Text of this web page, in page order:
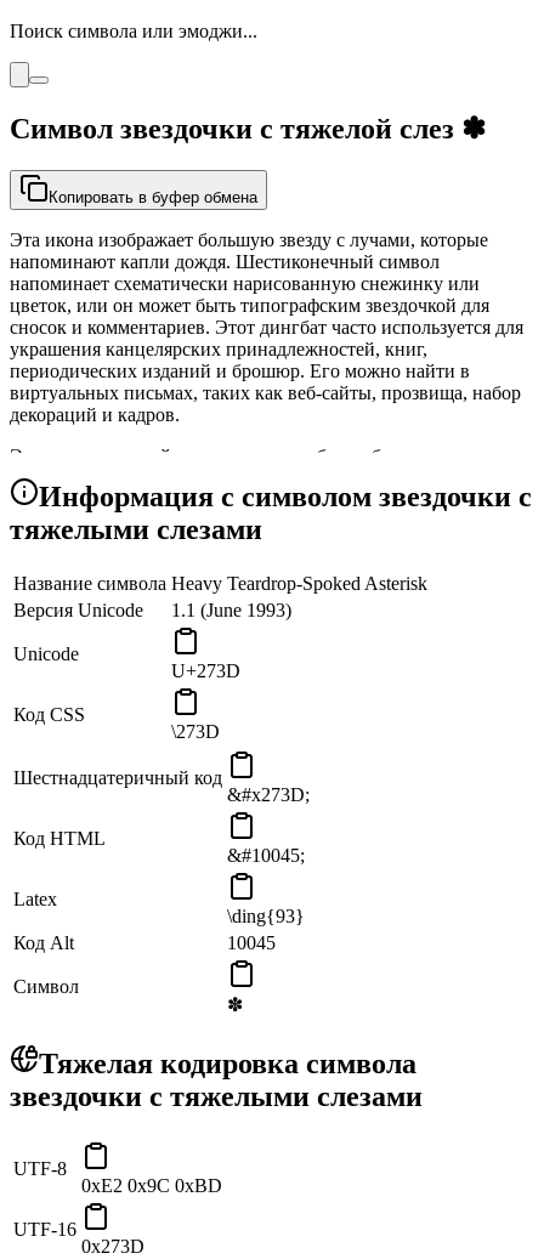
Поиск символа или эмоджи...
Символ звездочки с тяжелой слез ✽
Копировать в буфер обмена
Эта икона изображает большую звезду с лучами, которые
напоминают капли дождя. Шестиконечный символ
напоминает схематически нарисованную снежинку или
цветок, или он может быть типографским звездочкой для
сносок и комментариев. Этот дингбат часто используется для
украшения канцелярских принадлежностей, книг,
периодических изданий и брошюр. Его можно найти в
виртуальных письмах, таких как веб-сайты, прозвища, набор
декораций и кадров.
Этот слезоточивый звездолет может быть объединен с
другими смелыми и смелыми иконами. Например, с
шевроновой снежинкой или вспышкой.
Символ «Heavy Teardrop-Spoked Asterisk» является частью
как часть Unicode версии 1.1 в 1993 году.
Информация с символом звездочки с
тяжелыми слезами
Название символа Heavy Teardrop-Spoked Asterisk
Версия Unicode
1.1 (June 1993)
Unicode
U+273D
Код CSS
\273D
Шестнадцатеричный код
&#x273D;
Код HTML
&#10045;
Latex
\ding{93}
Код Alt
10045
Символ
✽
Тяжелая кодировка символа
звездочки с тяжелыми слезами
UTF-8
0xE2 0x9C 0xBD
UTF-16
0x273D